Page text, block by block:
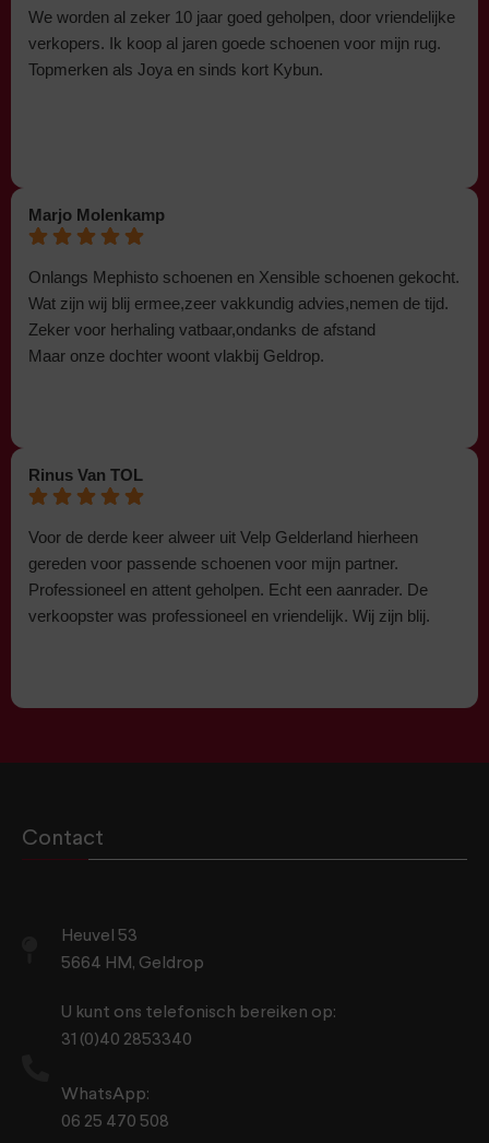
We worden al zeker 10 jaar goed geholpen, door vriendelijke
verkopers. Ik koop al jaren goede schoenen voor mijn rug.
Topmerken als Joya en sinds kort Kybun.
Marjo Molenkamp
Onlangs Mephisto schoenen en Xensible schoenen gekocht.
Wat zijn wij blij ermee,zeer vakkundig advies,nemen de tijd.
Zeker voor herhaling vatbaar,ondanks de afstand
Maar onze dochter woont vlakbij Geldrop.
Rinus Van TOL
Voor de derde keer alweer uit Velp Gelderland hierheen
gereden voor passende schoenen voor mijn partner.
Professioneel en attent geholpen. Echt een aanrader. De
verkoopster was professioneel en vriendelijk. Wij zijn blij.
Contact
Heuvel 53
5664 HM, Geldrop
U kunt ons telefonisch bereiken op:
31 (0)40 2853340
WhatsApp:
06 25 470 508